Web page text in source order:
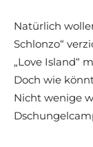
Natürlich
Schlonzo“
„Love Island“
Doch wie
Nicht wenige